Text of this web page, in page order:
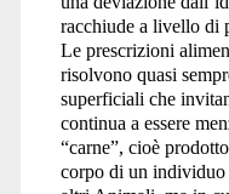
racchiude a livello di
Le prescrizioni
risolvono quasi
superficiali che
continua a essere
“carne”, cioè
corpo di un individuo